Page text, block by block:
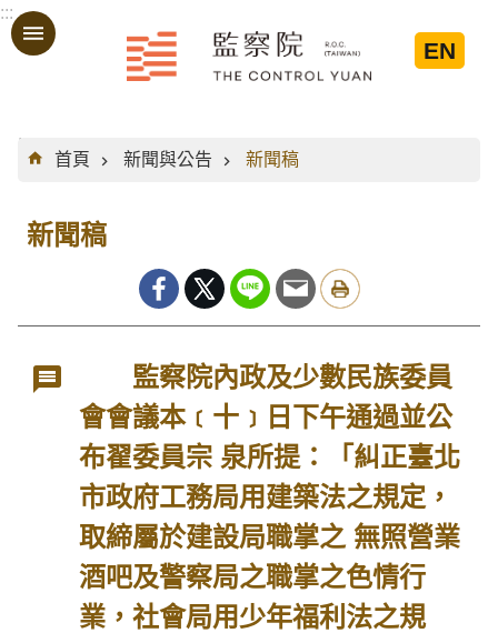
跳到主要內容區塊
:::
EN
:::
首頁
新聞與公告 新聞稿
新聞稿
監察院內政及少數民族委員
會會議本﹝十﹞日下午通過並公
布翟委員宗 泉所提：「糾正臺北
市政府工務局用建築法之規定，
取締屬於建設局職掌之 無照營業
酒吧及警察局之職掌之色情行
業，社會局用少年福利法之規